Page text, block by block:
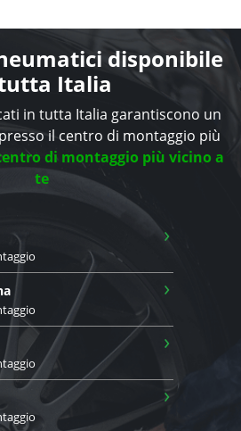
disponibile
Italia
in tutta Italia garantiscono un
il centro di montaggio più
di montaggio più vicino a
te
›
›
›
›